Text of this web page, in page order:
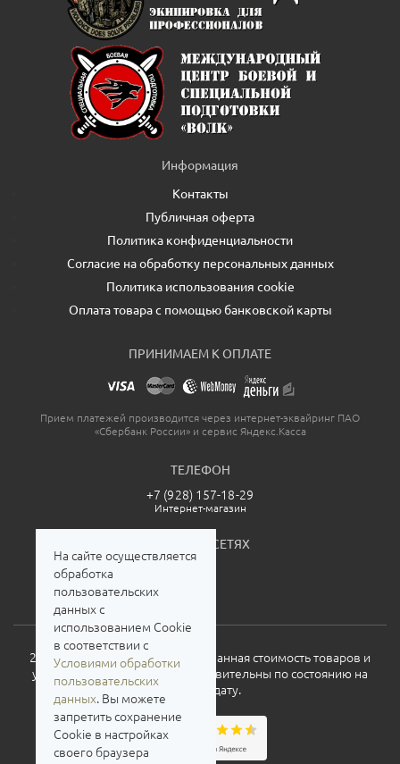
Информация
Контакты
Публичная оферта
Политика конфиденциальности
Согласие на обработку персональных данных
Политика использования cookie
Оплата товара с помощью банковской карты
ПРИНИМАЕМ К ОПЛАТЕ
Прием платежей производится через интернет-эквайринг ПАО
«Сбербанк России» и сервис Яндекс.Касса
ТЕЛЕФОН
+7 (928) 157-18-29
Интернет-магазин
МЫ В СОЦСЕТЯХ
2026. Все права защищены. Указанная стоимость товаров и
условия их приобретения действительны по состоянию на
текущую дату.
На сайте осуществляется
обработка
пользовательских
данных с
использованием Cookie
в соответствии с
Условиями обработки
пользовательских
данных. Вы можете
запретить сохранение
Cookie в настройках
своего браузера